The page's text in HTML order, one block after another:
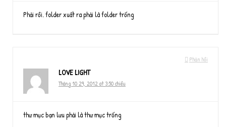
Phải rồi. folder xuất ra phải là folder trống
Phản hồi
LOVE LIGHT
Tháng 10 29, 2012 at 3:50 chiều
thư mục bạn lưu phải là thư mục trống